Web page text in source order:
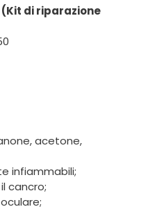
di riparazione
acetone,
infiammabili;
cancro;